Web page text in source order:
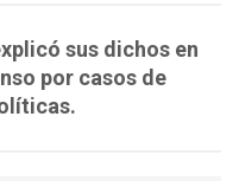
sus dichos en
por casos de